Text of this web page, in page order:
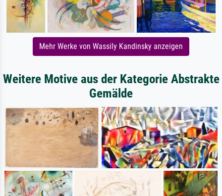
Mehr Werke von Wassily Kandinsky anzeigen
Weitere Motive aus der Kategorie Abstrakte
Gemälde